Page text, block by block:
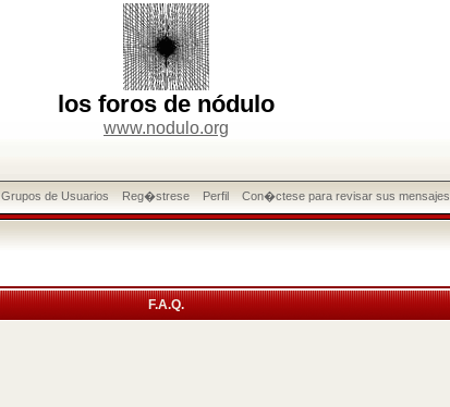
los foros de nódulo
www.nodulo.org
Grupos de Usuarios Reg�strese Perfil Con�ctese para revisar sus mensajes
F.A.Q.